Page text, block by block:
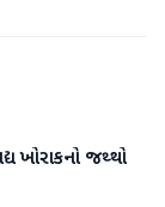
ખોરાકનો જથ્થો